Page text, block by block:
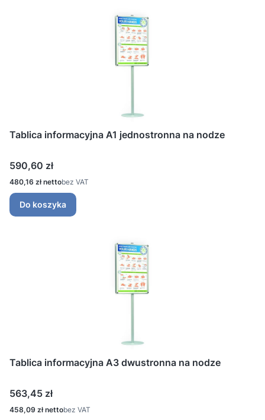
Tablica informacyjna A1 jednostronna na nodze
Cena
590,60 zł
Cena
480,16 zł bez VAT
Do koszyka
Tablica informacyjna A3 dwustronna na nodze
Cena
563,45 zł
Cena
458,09 zł bez VAT